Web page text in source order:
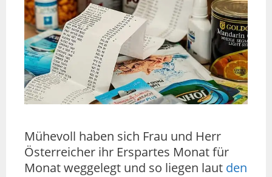
Mühevoll haben sich Frau und Herr
Österreicher ihr Erspartes Monat für
Monat weggelegt und so liegen laut den